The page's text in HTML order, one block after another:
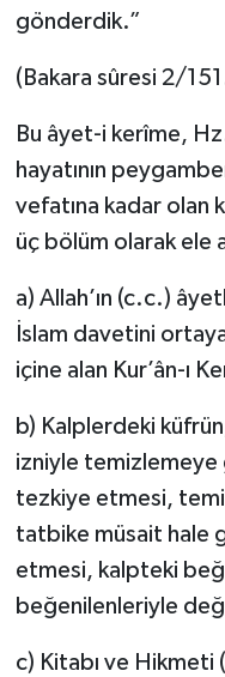
gönderdik.”
(Bakara sûresi 2/
Bu âyet-i kerîme,
hayatının
vefatına kadar olan
üç bölüm olarak ele
a) Allah’ın (c.c.)
İslam davetini
içine alan Kur’ân-ı
b) Kalplerdeki
izniyle
tezkiye etmesi,
tatbike müsait hale
etmesi, kalpteki
beğenilenleriyle
c) Kitabı ve